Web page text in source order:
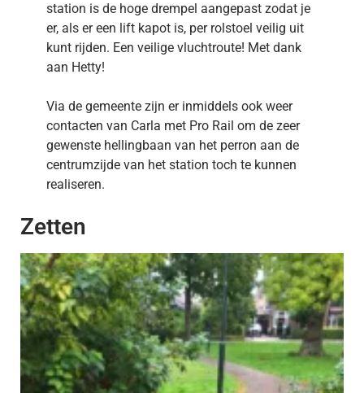
station is de hoge drempel aangepast zodat je
er, als er een lift kapot is, per rolstoel veilig uit
kunt rijden. Een veilige vluchtroute! Met dank
aan Hetty!
Via de gemeente zijn er inmiddels ook weer
contacten van Carla met Pro Rail om de zeer
gewenste hellingbaan van het perron aan de
centrumzijde van het station toch te kunnen
realiseren.
Zetten